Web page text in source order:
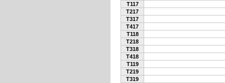
T117
T217
T317
T417
T118
T218
T318
T418
T119
T219
T319